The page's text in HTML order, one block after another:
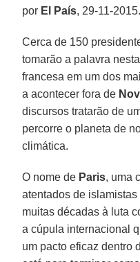
por El País, 29-11-2015.
Cerca de 150
tomarão a palavra
francesa em um dos
a acontecer fora de
discursos tratarão de
percorre o planeta de
climática.
O nome de Paris, uma
atentados de
muitas décadas à luta
a cúpula internacional
um pacto eficaz dentro